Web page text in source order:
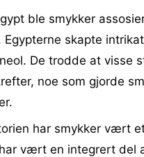
ble smykker
skapte
De trodde at visse
noe som gjorde
har smykker vært
vært en integrert del